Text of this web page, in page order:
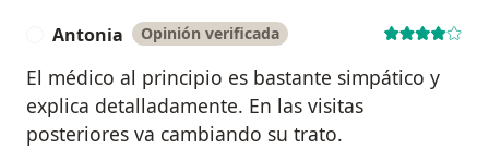
Antonia Opinión verificada
El médico al principio es bastante simpático y
explica detalladamente. En las visitas
posteriores va cambiando su trato.